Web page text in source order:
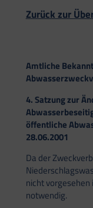
Zurück zur
Amtliche
4. Satzung zur
öffentliche
28.06.2001
Da der
nicht
notwendig.